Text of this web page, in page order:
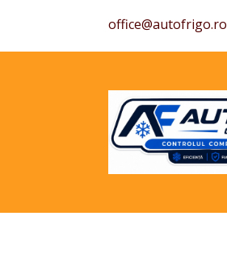
office@autofrigo.ro